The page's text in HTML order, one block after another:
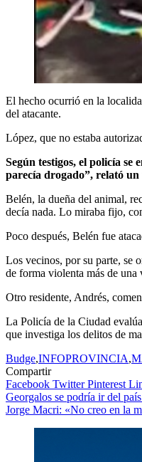
El hecho ocurrió en la
del atacante.
López, que no estaba
Según testigos, el policía
parecía drogado”, relató un
Belén, la dueña del animal,
decía nada. Lo miraba fijo,
Poco después, Belén fue
Los vecinos, por su parte, se
de forma violenta más de
Otro residente, Andrés,
La Policía de la Ciudad
que investiga los delitos de
Budge,INFOPROVINCIA,
Compartir
Facebook TwitterPinterest
Navegación
de
Georgalos se podría ir del
Jorge Macri: «No creo en la